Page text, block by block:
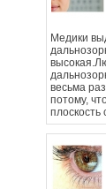
Медики
весьма
потому,
плоскость